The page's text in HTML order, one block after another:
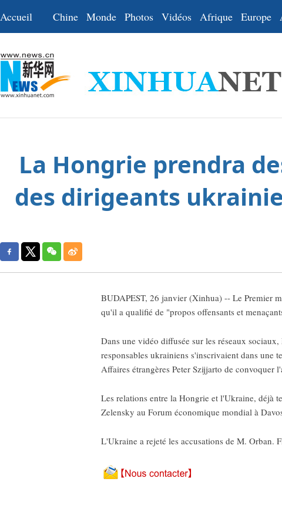
Accueil Chine Monde Photos Vidéos Afrique Europe
La Hongrie prendra
des dirigeants
BUDAPEST, 26 janvier (Xinhua) -- Le Premier
qu'il a qualifié de "propos offensants et
Dans une vidéo diffusée sur les réseaux
responsables ukrainiens s'inscrivaient dans une
Affaires étrangères Peter Szijjarto de convoquer
Les relations entre la Hongrie et l'Ukraine, déjà
Zelensky au Forum économique mondial à
L'Ukraine a rejeté les accusations de M. Orban.